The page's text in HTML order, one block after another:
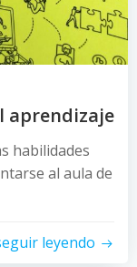
aprendizaje
habilidades
al aula de
leyendo